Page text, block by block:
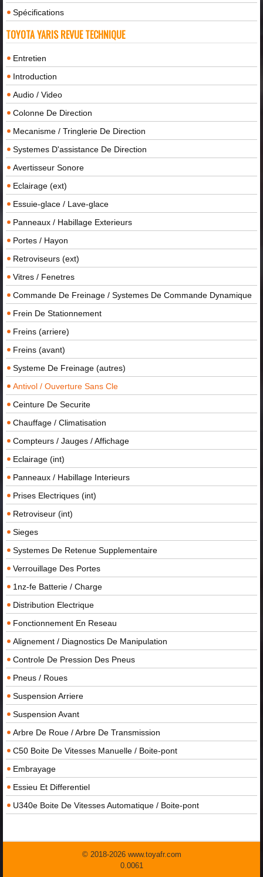
Spécifications
TOYOTA YARIS REVUE TECHNIQUE
Entretien
Introduction
Audio / Video
Colonne De Direction
Mecanisme / Tringlerie De Direction
Systemes D'assistance De Direction
Avertisseur Sonore
Eclairage (ext)
Essuie-glace / Lave-glace
Panneaux / Habillage Exterieurs
Portes / Hayon
Retroviseurs (ext)
Vitres / Fenetres
Commande De Freinage / Systemes De Commande Dynamique
Frein De Stationnement
Freins (arriere)
Freins (avant)
Systeme De Freinage (autres)
Antivol / Ouverture Sans Cle
Ceinture De Securite
Chauffage / Climatisation
Compteurs / Jauges / Affichage
Eclairage (int)
Panneaux / Habillage Interieurs
Prises Electriques (int)
Retroviseur (int)
Sieges
Systemes De Retenue Supplementaire
Verrouillage Des Portes
1nz-fe Batterie / Charge
Distribution Electrique
Fonctionnement En Reseau
Alignement / Diagnostics De Manipulation
Controle De Pression Des Pneus
Pneus / Roues
Suspension Arriere
Suspension Avant
Arbre De Roue / Arbre De Transmission
C50 Boite De Vitesses Manuelle / Boite-pont
Embrayage
Essieu Et Differentiel
U340e Boite De Vitesses Automatique / Boite-pont
© 2018-2026 www.toyafr.com
0.0061